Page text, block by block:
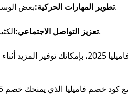
تطوير المهارات الحركية:بعض الوسائل التعليمية تجمع بين الحركة والتفكير، مما يساعد على تحسين التنسيق بين اليد والعين.
تعزيز التواصل الاجتماعي:الكثير من منتجات فاميليا تشجع على اللعب الجماعي، وبالتالي تنمي روح التعاون والمشاركة.